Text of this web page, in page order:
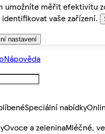
umožníte měřit efektivitu
vaše zařízení.
nastavení
Nápověda
Speciální nabídky
Ovoce a zeleninaMléčné,